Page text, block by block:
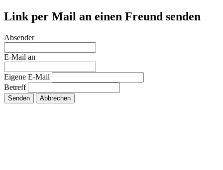
Link per Mail an einen Freund senden
Absender
E-Mail an
Eigene E-Mail
Betreff
Senden Abbrechen